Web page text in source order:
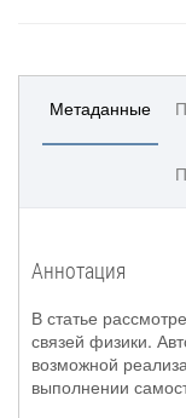
Метаданные
Аннотация
В статье
связей физики.
возможной
выполнении